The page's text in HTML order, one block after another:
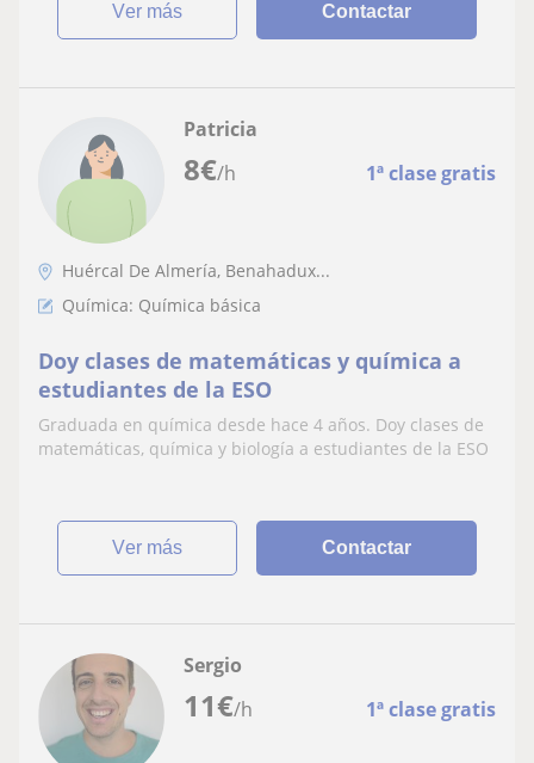
ver más Contactar
8€/h 1ª clase gratis
Patricia
Huércal De Almería, Benahadux...
Química: Química básica
Doy clases de matemáticas y química a
estudiantes de la ESO
Graduada en química desde hace 4 años. Doy clases de
matemáticas, química y biología a estudiantes de la ESO
ver más Contactar
11€/h 1ª clase gratis
Sergio